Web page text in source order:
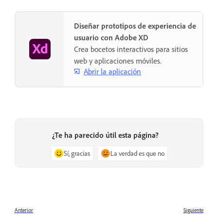
Diseñar prototipos de experiencia de
usuario con Adobe XD
Crea bocetos interactivos para sitios
web y aplicaciones móviles.
Abrir la aplicación
¿Te ha parecido útil esta página?
Sí, gracias La verdad es que no
Anterior Siguiente